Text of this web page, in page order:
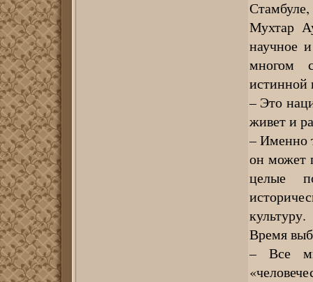
Мухтар
научное
многом
истинной
– Это
живет и
– Именно
он может
целые
культуру.
Время
– Все